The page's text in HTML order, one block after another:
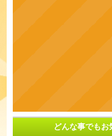
どんな事でもお